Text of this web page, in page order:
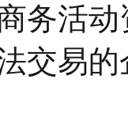
务活
交易